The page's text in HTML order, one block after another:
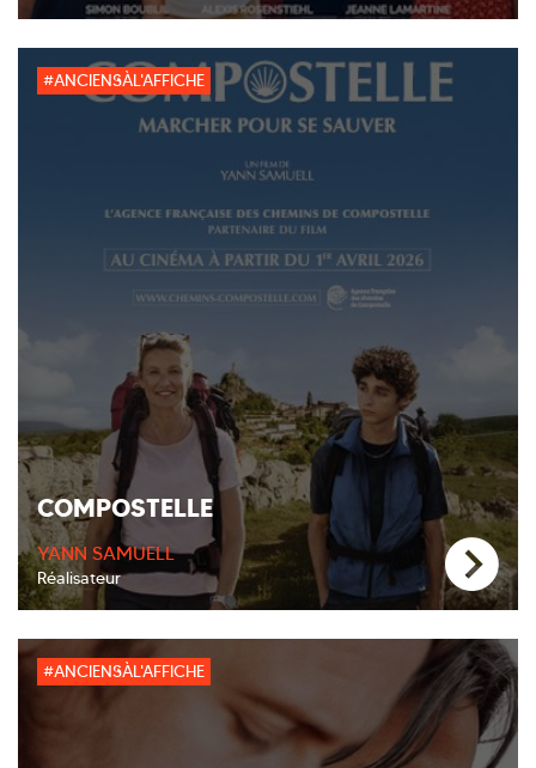
#ANCIENSÀL'AFFICHE
COMPOSTELLE
YANN SAMUELL
Réalisateur
#ANCIENSÀL'AFFICHE